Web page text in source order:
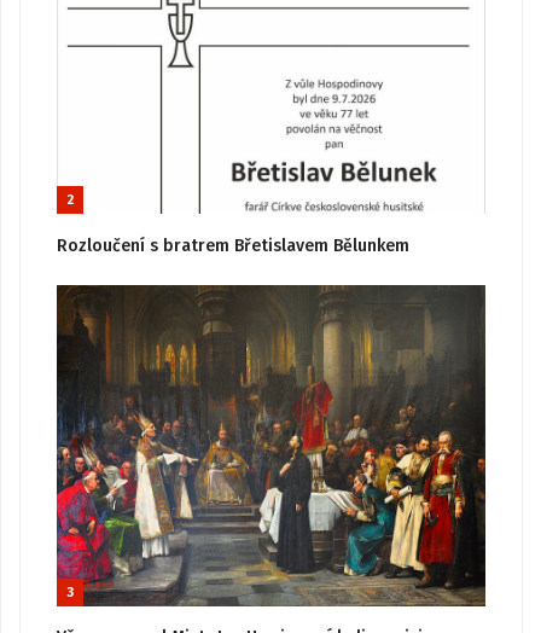
2
Rozloučení s bratrem Břetislavem Bělunkem
3